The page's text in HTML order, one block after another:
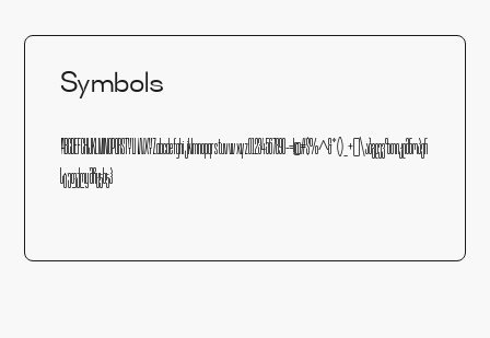
Symbols
ABCDEFCHIJKLMNOPQRSTYVWXYZabcdefghijklmnopqrstuvwxyz01234567890-=!@#$%^&*()_+[]\აბგდევზთიკლმნოპჟრ
სტუფქღყშჩცჯხჯჰ